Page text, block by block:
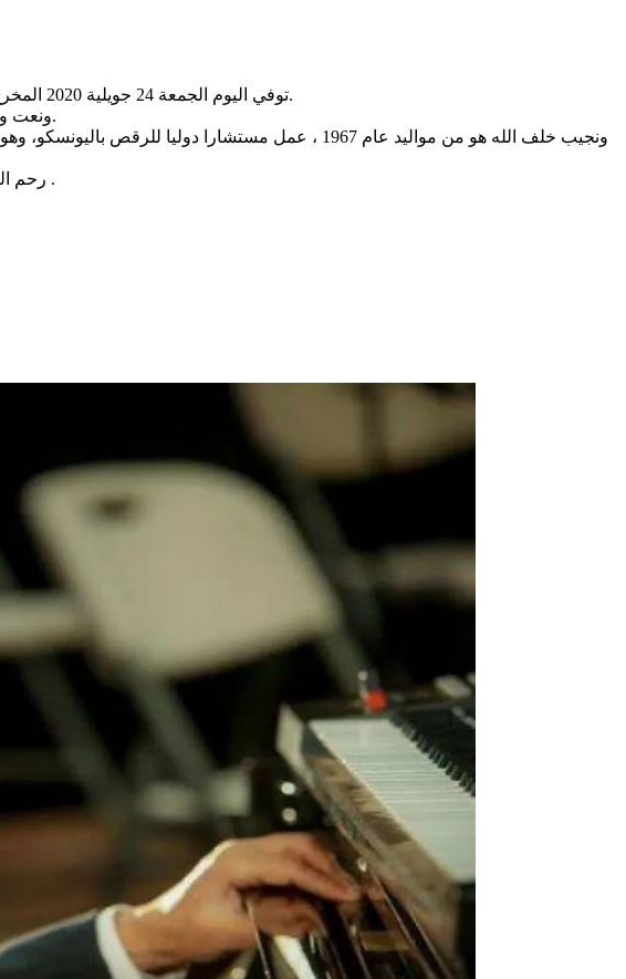
توفي اليوم الجمعة 24 جويلية 2020 المخرج الكوريغرافي وأستاذ الرقص نجيب خلف الله الذي يعتبر واحدا من أهم العاملين في مجال الرقص والكوريغرافيا في بلادنا.
ونعت وزارة الشؤون الثقافية الفقيد بأحرّ عبارات التعزية والمواساة لعائلة الفقيد وأقربائه وكل مكوّنات الساحة الثقافية في تونس.
ونجيب خلف الله هو من مواليد عام 1967 ، عمل
رحم الله الرّاحل المبدع نجيب خلف الله، وألهم أسرته وأصدقاءه والساحة الفنية جميل الصبر والسلوان ، وإنّا للّه وإنّا إليه راجعون .